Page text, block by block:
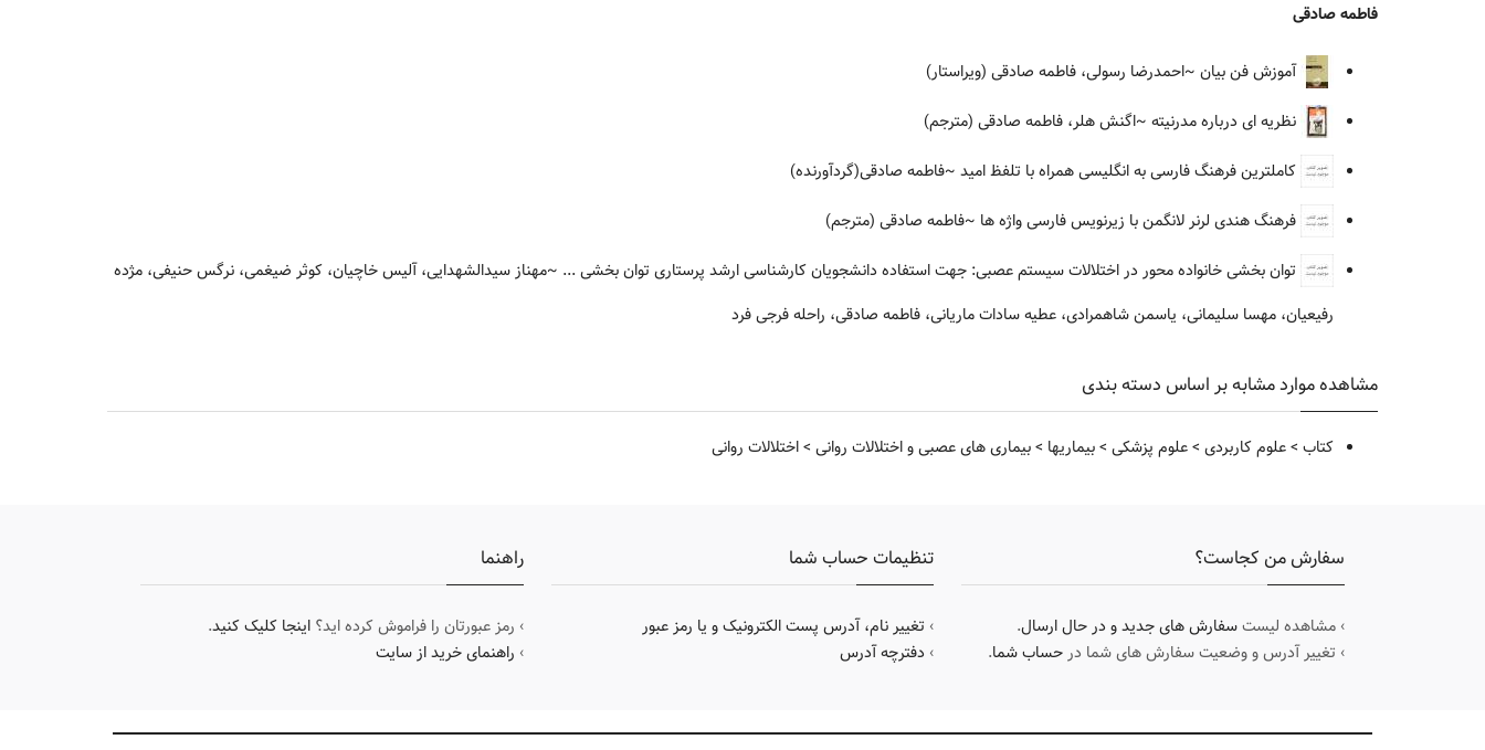
فاطمه صادقی
آموزش فن بیان ~احمدرضا رسولی، فاطمه صادقی (ویراستار)
نظریه ای درباره مدرنیته ~اگنش هلر، فاطمه صادقی (مترجم)
کاملترین فرهنگ فارسی به انگلیسی همراه با تلفظ امید ~فاطمه صادقی(گردآورنده)
فرهنگ هندی لرنر لانگمن با زیرنویس فارسی واژه ها ~فاطمه صادقی (مترجم)
توان بخشی خانواده محور در اختلالات سیستم عصبی: جهت استفاده دانشجویان کارشناسی ارشد پرستاری توان بخشی ... ~مهناز سیدالشهدایی، آلیس خاچیان، کوثر ضیغمی، نرگس حنیفی، مژده
رفیعیان، مهسا سلیمانی، یاسمن شاهمرادی، عطیه سادات ماریانی، فاطمه صادقی، راحله فرجی فرد
مشاهده موارد مشابه بر اساس دسته بندی
کتاب >علوم کاربردی >علوم پزشکی >بیماریها >بیماری های عصبی و اختلالات روانی >اختلالات روانی
سفارش من کجاست؟
› مشاهده لیستسفارش های جدید و در حال ارسال.
› تغییر آدرس و وضعیت سفارش های شما درحساب شما.
تنظیمات حساب شما
› تغییر نام، آدرس پست الکترونیک و یا رمز عبور
› دفترچه آدرس
راهنما
› رمز عبورتان را فراموش کرده اید؟اینجا کلیک کنید.
› راهنمای خرید از سایت